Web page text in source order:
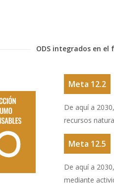
ODS integrados en
Meta 12.2
De aquí a
recursos
Meta 12.5
De aquí a
mediante